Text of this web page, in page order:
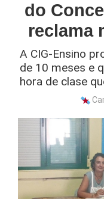
do
reclama
A CIG-Ensino
de 10 meses e
hora de clase